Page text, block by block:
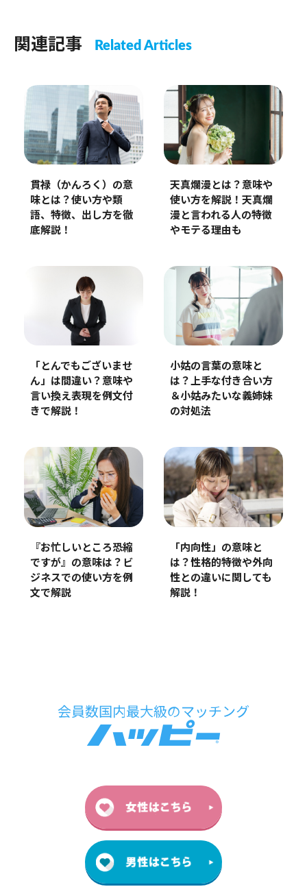
関連記事 Related Articles
貫禄（かんろく）の意
味とは？使い方や類
語、特徴、出し方を徹
底解説！
天真爛漫とは？意味や
使い方を解説！天真爛
漫と言われる人の特徴
やモテる理由も
「とんでもございませ
ん」は間違い？意味や
言い換え表現を例文付
きで解説！
小姑の言葉の意味と
は？上手な付き合い方
＆小姑みたいな義姉妹
の対処法
『お忙しいところ恐縮
ですが』の意味は？ビ
ジネスでの使い方を例
文で解説
「内向性」の意味と
は？性格的特徴や外向
性との違いに関しても
解説！